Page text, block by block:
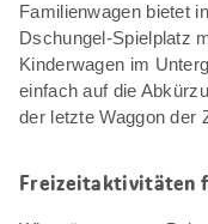
Familienwagen bietet
Dschungel-Spielplatz
Kinderwagen im
einfach auf die
der letzte Waggon der
Freizeitaktivitäten